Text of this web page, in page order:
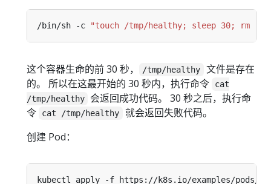
/bin/sh -c "touch /tmp/healthy; sleep 30; rm -f
这个容器生命的前 30 秒， /tmp/healthy
文件是存在
的。 所以在这最开始的 30 秒内，执行命令
cat
/tmp/healthy
会返回成功代码。 30 秒之后，执行命
令
cat /tmp/healthy
就会返回失败代码。
创建 Pod：